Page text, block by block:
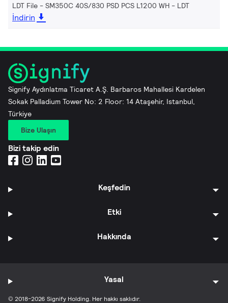
LDT File - SM350C 40S/830 PSD PCS L1200 WH LDT
İndirin
Signify Aydınlatma Ticaret A.Ş. Barbaros Mahallesi Kardelen
Sokak Palladium Tower No: 2 Floor: 14 Ataşehir, Istanbul,
Türkiye
Bize Ulaşın
Bizi takip edin
Keşfedin
Etki
Hakkında
© 2018-2026 Signify Holding. Her hakkı saklıdır.
Yasal